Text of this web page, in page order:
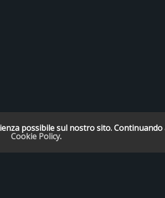
possibile sul nostro sito.
Cookie Policy.